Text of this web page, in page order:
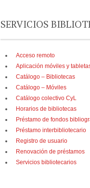
SERVICIOS
Acceso remoto
Aplicación móviles y
Catálogo – Bibliotecas
Catálogo – Móviles
Catálogo colectivo CyL
Horarios de bibliotecas
Préstamo de fondos
Préstamo interbibliotecario
Registro de usuario
Renovación de préstamos
Servicios bibliotecarios